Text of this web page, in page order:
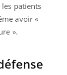
patients
avoir «
».